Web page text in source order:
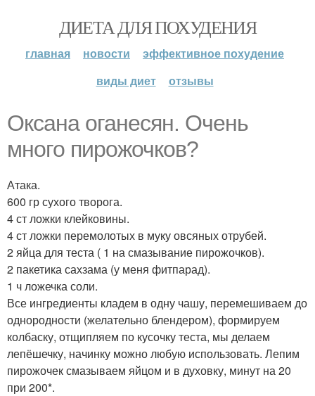
ДИЕТА ДЛЯ ПОХУДЕНИЯ
главная новости
эффективное похудение
виды диет
отзывы
Оксана оганесян. Очень
много пирожочков?
Атака.
600 гр сухого творога.
4 ст ложки клейковины.
4 ст ложки перемолотых в муку овсяных отрубей.
2 яйца для теста ( 1 на смазывание пирожочков).
2 пакетика сахзама (у меня фитпарад).
1 ч ложечка соли.
Все ингредиенты кладем в одну чашу, перемешиваем до
однородности (желательно блендером), формируем
колбаску, отщипляем по кусочку теста, мы делаем
лепёшечку, начинку можно любую использовать. Лепим
пирожочек смазываем яйцом и в духовку, минут на 20
при 200*.